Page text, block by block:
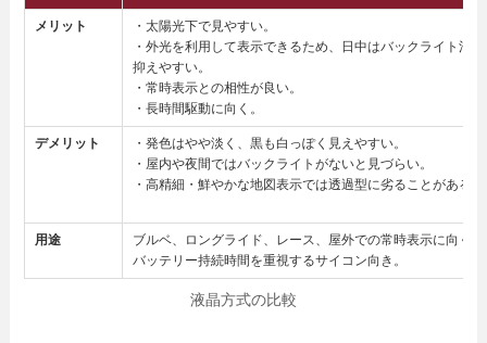
メリット
・太陽光下で見やすい。
・外光を利用して表示できるため、日中はバックライト消
抑えやすい。
・常時表示との相性が良い。
・長時間駆動に向く。
デメリット
・発色はやや淡く、黒も白っぽく見えやすい。
・屋内や夜間ではバックライトがないと見づらい。
・高精細・鮮やかな地図表示では透過型に劣ることがある。
用途
ブルベ、ロングライド、レース、屋外での常時表示に向く。
バッテリー持続時間を重視するサイコン向き。
液晶方式の比較